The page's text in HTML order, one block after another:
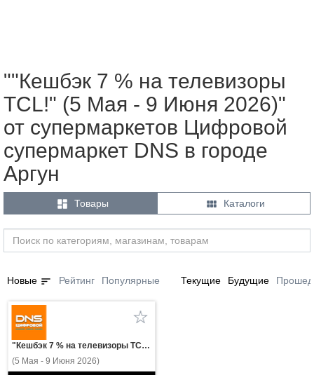
""Кешбэк 7 % на телевизоры
TCL!" (5 Мая - 9 Июня 2026)"
от супермаркетов Цифровой
супермаркет DNS в городе
Аргун
 Товары  Каталоги
Новые sort Рейтинг Популярные Текущие Будущие
"Кешбэк 7 % на телевизоры TCL!"
(5 Мая - 9 Июня 2026)